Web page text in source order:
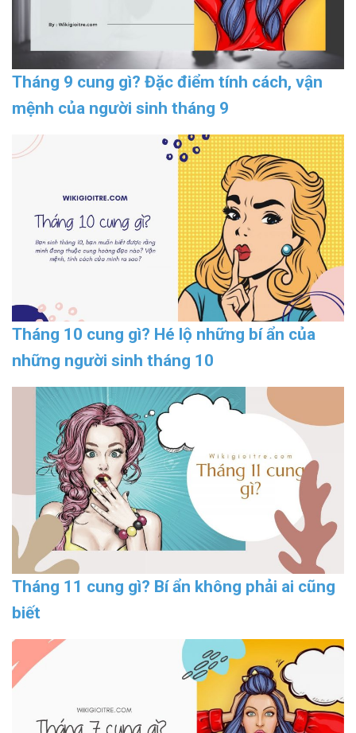
Tháng 9 cung gì? Đặc điểm tính cách, vận
mệnh của người sinh tháng 9
Tháng 10 cung gì? Hé lộ những bí ẩn của
những người sinh tháng 10
Tháng 11 cung gì? Bí ẩn không phải ai cũng
biết